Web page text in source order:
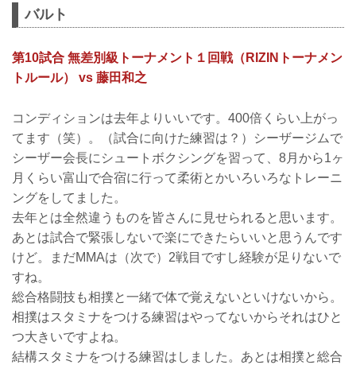
バルト
第10試合 無差別級トーナメント１回戦（RIZINトーナメン
トルール） vs 藤田和之
コンディションは去年よりいいです。400倍くらい上がっ
てます（笑）。（試合に向けた練習は？）シーザージムで
シーザー会長にシュートボクシングを習って、8月から1ヶ
月くらい富山で合宿に行って柔術とかいろいろなトレーニ
ングをしてました。
去年とは全然違うものを皆さんに見せられると思います。
あとは試合で緊張しないで楽にできたらいいと思うんです
けど。まだMMAは（次で）2戦目ですし経験が足りないで
すね。
総合格闘技も相撲と一緒で体で覚えないといけないから。
相撲はスタミナをつける練習はやってないからそれはひと
つ大きいですよね。
結構スタミナをつける練習はしました。あとは相撲と総合